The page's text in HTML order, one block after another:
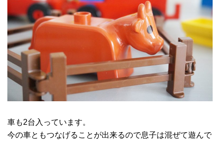
車も2台入っています。
今の車ともつなげることが出来るので息子は混ぜて遊んで